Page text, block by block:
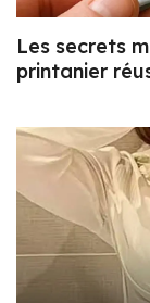
Les secrets
printanier